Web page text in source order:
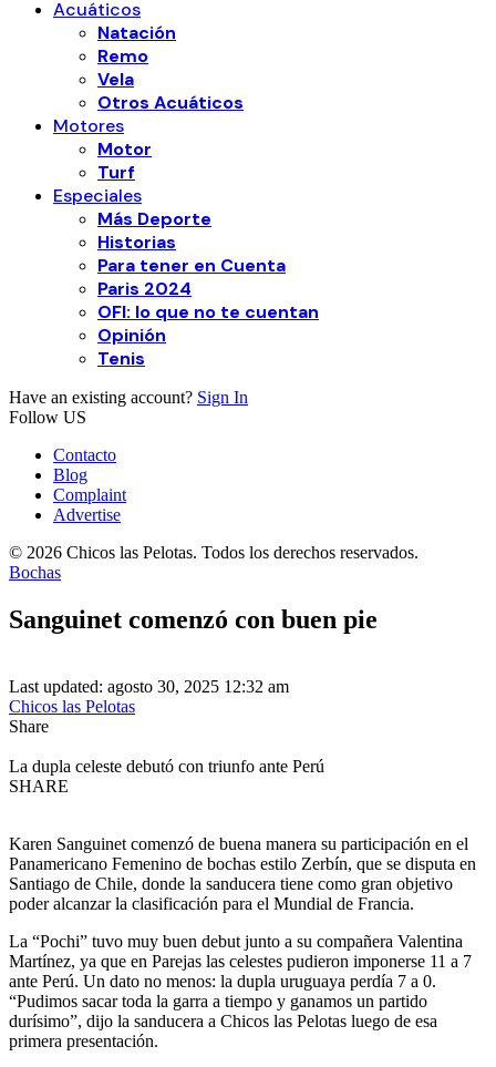
Acuáticos
Natación
Remo
Vela
Otros Acuáticos
Motores
Motor
Turf
Especiales
Más Deporte
Historias
Para tener en Cuenta
Paris 2024
OFI: lo que no te cuentan
Opinión
Tenis
Have an existing account? Sign In
Follow US
Contacto
Blog
Complaint
Advertise
© 2026 Chicos las Pelotas. Todos los derechos reservados.
Bochas
Sanguinet comenzó con buen pie
Last updated: agosto 30, 2025 12:32 am
Chicos las Pelotas
Share
La dupla celeste debutó con triunfo ante Perú
SHARE
Karen Sanguinet comenzó de buena manera su participación en el
Panamericano Femenino de bochas estilo Zerbín, que se disputa en
Santiago de Chile, donde la sanducera tiene como gran objetivo
poder alcanzar la clasificación para el Mundial de Francia.
La “Pochi” tuvo muy buen debut junto a su compañera Valentina
Martínez, ya que en Parejas las celestes pudieron imponerse 11 a 7
ante Perú. Un dato no menos: la dupla uruguaya perdía 7 a 0.
“Pudimos sacar toda la garra a tiempo y ganamos un partido
durísimo”, dijo la sanducera a Chicos las Pelotas luego de esa
primera presentación.